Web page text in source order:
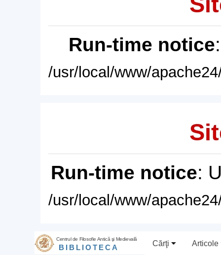
Run-time notice
/usr/local/www/
Run-time notice:
/usr/local/www/
Centrul de Filosofie Antică şi Medievală
BIBLIOTECA Cărţi Articole